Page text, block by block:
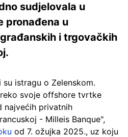
sudjelovala u
pronađena u
i trgovačkih
istragu o Zelenskom.
svoje offshore tvrtke
najvećih privatnih
- Milleis Banque",
od 7. ožujka 2025., uz koju